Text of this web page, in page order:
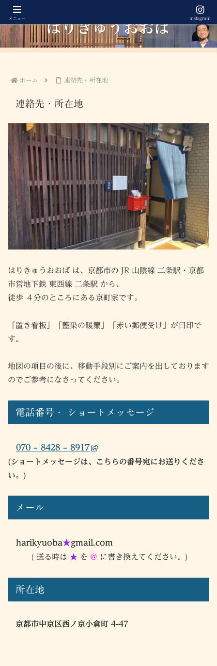
ホーム 連絡先・所在地
連絡先・所在地
はりきゅうおおば は、京都市の JR 山陰線 二条駅・京都
市営地下鉄 東西線 二条駅 から、
徒歩 ４分のところにある京町家です。
「置き看板」「藍染の暖簾」「赤い郵便受け」が目印で
す。
地図の項目の後に、移動手段別にご案内を出しております
のでご参考になさってください。
電話番号・ ショートメッセージ
070 – 8428 – 8917
(ショートメッセージは、こちらの番号宛にお送りくださ
い。)
メール
harikyuoba★gmail.com
( 送る時は ★ を @ に書き換えてください。)
所在地
京都市中京区西ノ京小倉町 4-47
メニュー instagram